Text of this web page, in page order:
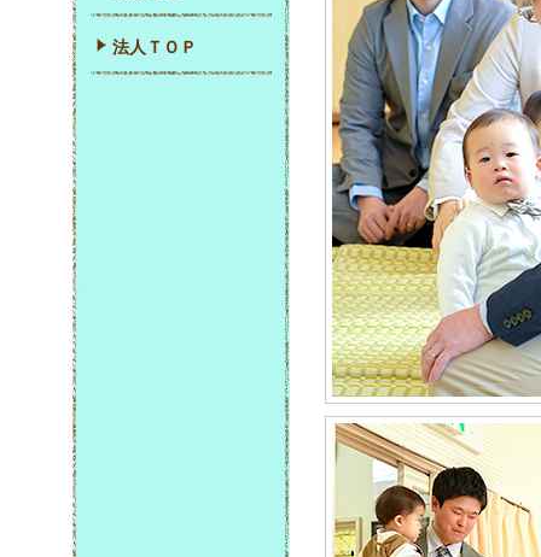
法人ＴＯＰ